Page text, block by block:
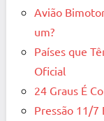
Avião
um?
Países que
Oficial
24 Graus É
Pressão 11/7